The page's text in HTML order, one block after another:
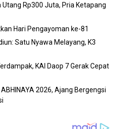
Utang Rp300 Juta, Pria Ketapang
Hari Pengayoman ke-81
Satu Nyawa Melayang, K3
KAI Daop 7 Gerak Cepat
2026, Ajang Bergengsi